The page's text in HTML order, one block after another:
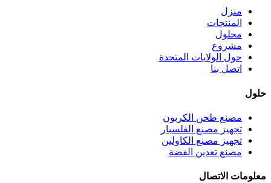
منزل
المنتجات
محلول
مشروع
حول الولايات المتحدة
اتصل بنا
حلول
مصنع طحن الكربون
تجهيز مصنع الفلسبار
تجهيز مصنع الكاولين
مصنع تعدين الفضة
معلومات الاتصال